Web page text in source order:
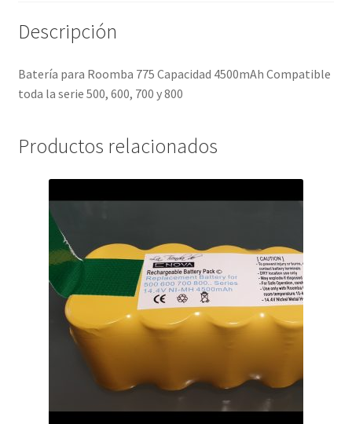
Descripción
Batería para Roomba 775 Capacidad 4500mAh Compatible
toda la serie 500, 600, 700 y 800
Productos relacionados